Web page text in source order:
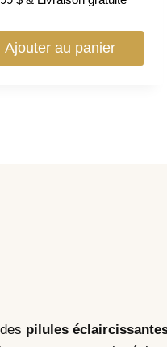
Ajouter au panier
pilules